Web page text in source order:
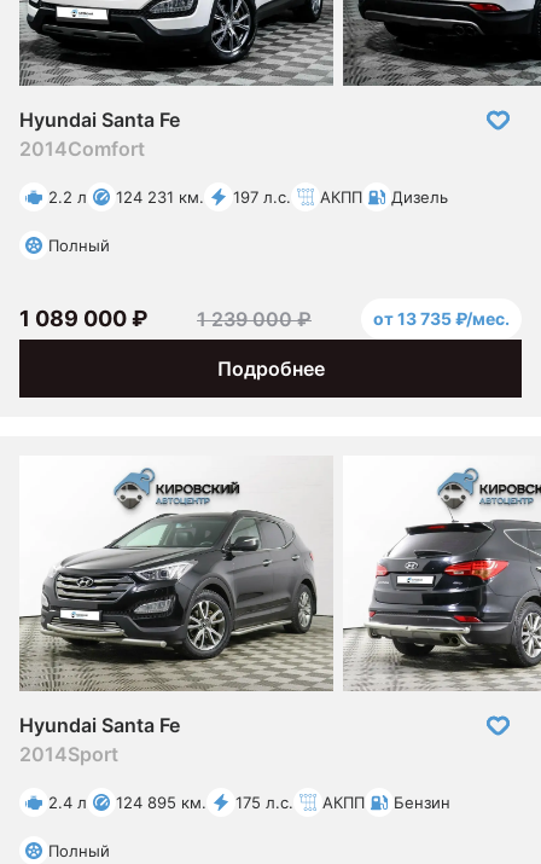
Hyundai Santa Fe
2014Comfort
2.2 л 124 231 км. 197 л.с. АКПП Дизель
Полный
Подробнее
1 089 000 ₽ 1 239 000 ₽ от 13 735 ₽/мес.
Hyundai Santa Fe
2014Sport
2.4 л 124 895 км. 175 л.с. АКПП Бензин
Полный